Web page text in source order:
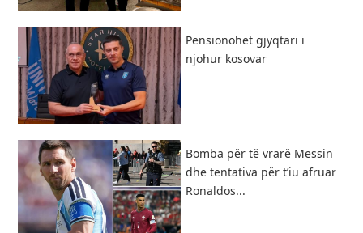
Pensionohet gjyqtari i
njohur kosovar
Bomba për të vrarë Messin
dhe tentativa për t’iu afruar
Ronaldos...